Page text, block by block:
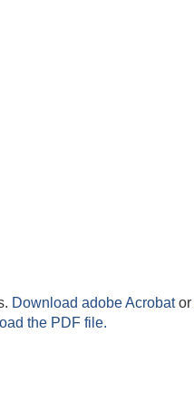
Download adobe Acrobator
the PDF file.